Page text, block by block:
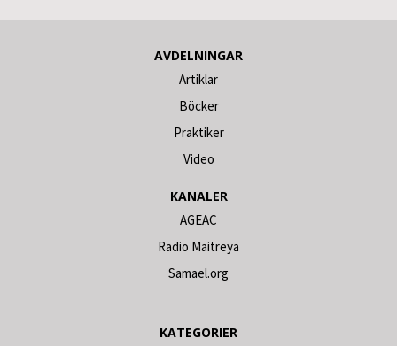
AVDELNINGAR
Artiklar
Böcker
Praktiker
Video
KANALER
AGEAC
Radio Maitreya
Samael.org
KATEGORIER